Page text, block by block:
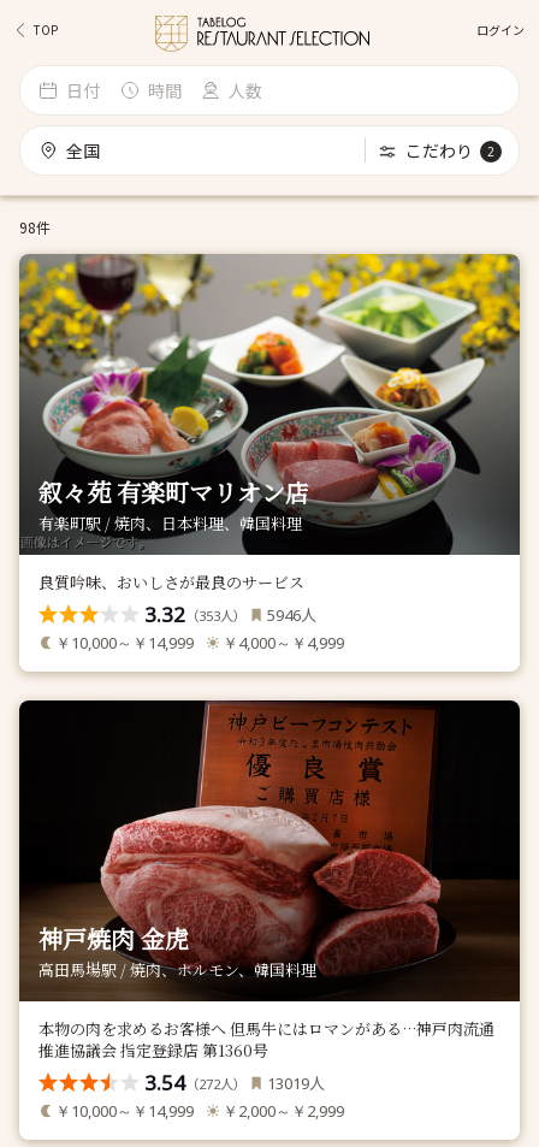
TOP ログイン
日付 時間 人数
全国 こだわり 2
98件
叙々苑 有楽町マリオン店
有楽町駅 / 焼肉、日本料理、韓国料理
良質吟味、おいしさが最良のサービス
3.32 （353人） 5946人
￥10,000～￥14,999 ￥4,000～￥4,999
神戸焼肉 金虎
高田馬場駅 / 焼肉、ホルモン、韓国料理
本物の肉を求めるお客様へ 但馬牛にはロマンがある…神戸肉流通
推進協議会 指定登録店 第1360号
3.54（272人） 13019人
￥10,000～￥14,999 ￥2,000～￥2,999